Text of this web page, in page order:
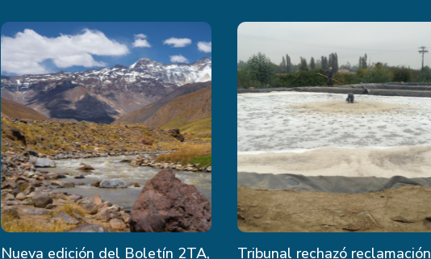
Nueva edición del Boletín 2TA, Tribunal rechazó reclamación